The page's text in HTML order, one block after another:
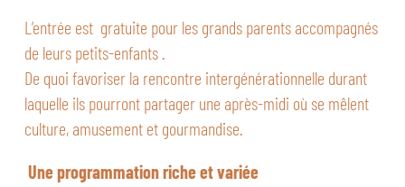
L’entrée est gratuite pour les grands parents accompagnés
de leurs petits-enfants .
De quoi favoriser la rencontre intergénérationnelle durant
laquelle ils pourront partager une après-midi où se mêlent
culture, amusement et gourmandise.
Une programmation riche et variée